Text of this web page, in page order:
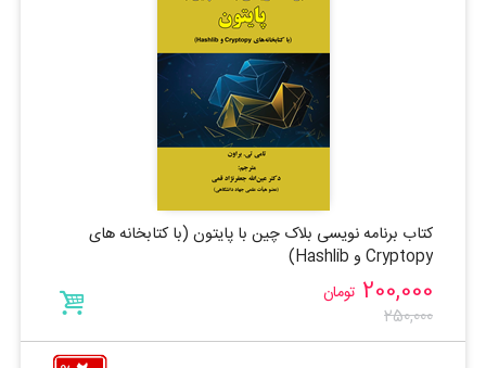
کتاب برنامه نویسی بلاک چین با پایتون (با کتابخانه های
Cryptopy و Hashlib)
200,000 تومان
250,000